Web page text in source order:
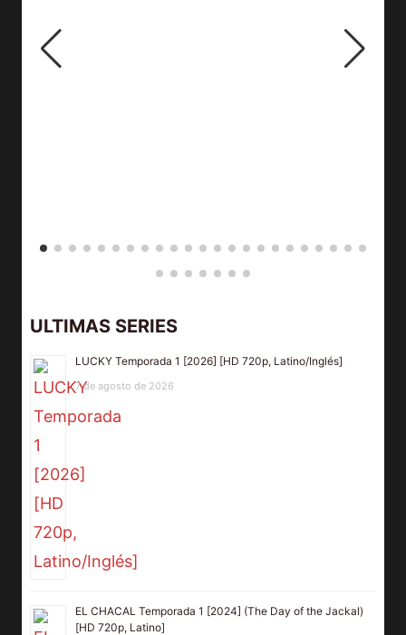
ULTIMAS SERIES
LUCKY Temporada 1 [2026] [HD 720p, Latino/Inglés]
7 de agosto de 2026
EL CHACAL Temporada 1 [2024] (The Day of the Jackal)
[HD 720p, Latino]